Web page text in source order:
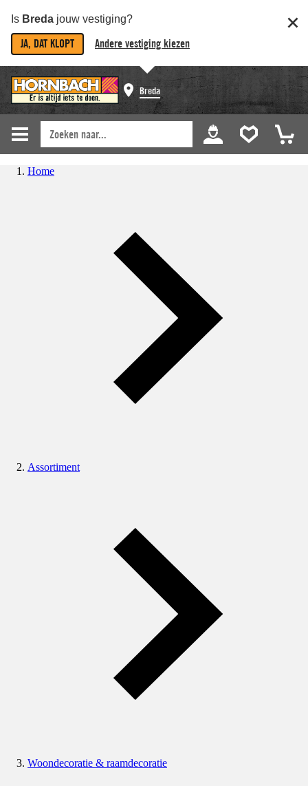
Is Breda jouw vestiging?
JA, DAT KLOPT Andere vestiging kiezen
Breda
Home
Assortiment
Woondecoratie & raamdecoratie